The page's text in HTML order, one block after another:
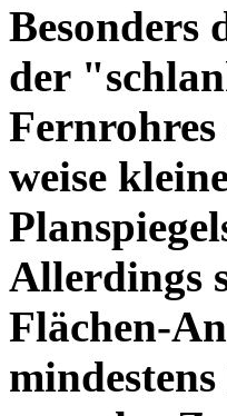
Besonders
der
Fernrohres
weise
Allerdings
Flächen-